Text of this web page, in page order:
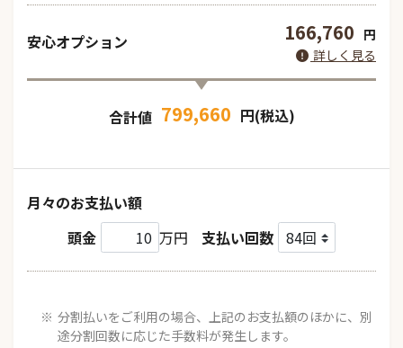
安心オプション 166,760 円
詳しく見る
合計値 799,660 円(税込)
月々のお支払い額
頭金
万円 支払い回数
分割払いをご利用の場合、上記のお支払額のほかに、別
途分割回数に応じた手数料が発生します。